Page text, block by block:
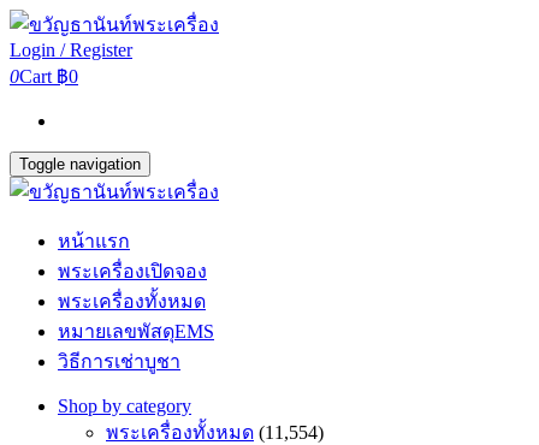
Login / Register
0Cart ฿0
Toggle navigation
หน้าแรก
พระเครื่องเปิดจอง
พระเครื่องทั้งหมด
หมายเลขพัสดุEMS
วิธีการเช่าบูชา
Shop by category
พระเครื่องทั้งหมด (11,554)